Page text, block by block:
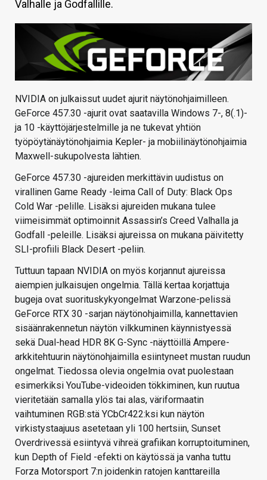
KAUPPA
Valhalle ja Godfallille.
NVIDIA on julkaissut uudet ajurit näytönohjaimilleen.
GeForce 457.30 -ajurit ovat saatavilla Windows 7-, 8(.1)-
ja 10 -käyttöjärjestelmille ja ne tukevat yhtiön
työpöytänäytönohjaimia Kepler- ja mobiilinäytönohjaimia
Maxwell-sukupolvesta lähtien.
GeForce 457.30 -ajureiden merkittävin uudistus on
virallinen Game Ready -leima Call of Duty: Black Ops
Cold War -pelille. Lisäksi ajureiden mukana tulee
viimeisimmät optimoinnit Assassin’s Creed Valhalla ja
Godfall -peleille. Lisäksi ajureissa on mukana päivitetty
SLI-profiili Black Desert -peliin.
Tuttuun tapaan NVIDIA on myös korjannut ajureissa
aiempien julkaisujen ongelmia. Tällä kertaa korjattuja
bugeja ovat suorituskykyongelmat Warzone-pelissä
GeForce RTX 30 -sarjan näytönohjaimilla, kannettavien
sisäänrakennetun näytön vilkkuminen käynnistyessä
sekä Dual-head HDR 8K G-Sync -näyttöillä Ampere-
arkkitehtuurin näytönohjaimilla esiintyneet mustan ruudun
ongelmat. Tiedossa olevia ongelmia ovat puolestaan
esimerkiksi YouTube-videoiden tökkiminen, kun ruutua
vieritetään samalla ylös tai alas, väriformaatin
vaihtuminen RGB:stä YCbCr422:ksi kun näytön
virkistystaajuus asetetaan yli 100 hertsiin, Sunset
Overdrivessä esiintyvä vihreä grafiikan korruptoituminen,
kun Depth of Field -efekti on käytössä ja vanha tuttu
Forza Motorsport 7:n joidenkin ratojen kanttareilla